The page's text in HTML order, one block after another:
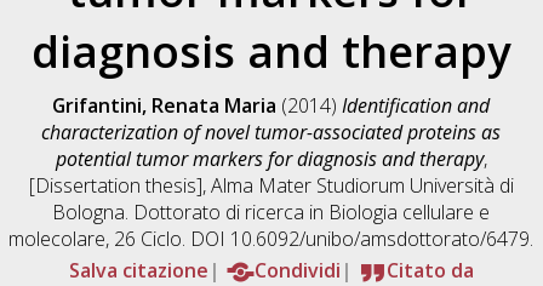
diagnosis and therapy
Grifantini, Renata Maria (2014)Identification and
characterization of novel tumor-associated proteins as
potential tumor markers for diagnosis and therapy,
[Dissertation thesis], Alma Mater Studiorum Università di
Bologna. Dottorato di ricerca in Biologia cellulare e
molecolare, 26 Ciclo. DOI 10.6092/unibo/amsdottorato/6479.
Salva citazione
Condividi
Citato da